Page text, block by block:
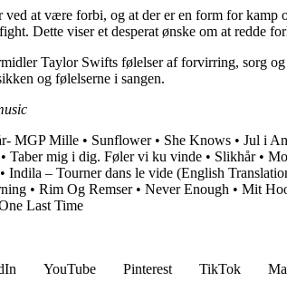
at være forbi, og at der er en form for
Dette viser et desperat ønske om at redde
Taylor Swifts følelser af forvirring, sorg
og følelserne i sangen.
MGP Mille • Sunflower• She Knows • Jul i
• Taber mig i dig. Føler vi ku vinde • Slikhår•
• Indila – Tourner dans le vide (English
• Rim Og Remser• Never Enough • Mit
Last Time
YouTube Pinterest TikTok